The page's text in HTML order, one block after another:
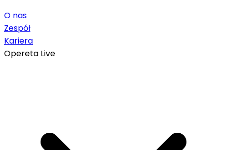
O nas
Zespół
Kariera
Opereta Live